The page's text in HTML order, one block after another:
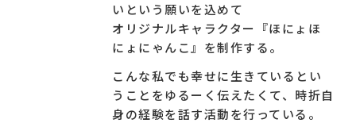
◆講座開催日：2022年3月26日
※登壇者の肩書は開催当時のものです。
いという願いを込めて
オリジナルキャラクター『ほにょほ
にょにゃんこ』を制作する。
こんな私でも幸せに生きているとい
うことをゆるーく伝えたくて、時折自
身の経験を話す活動を行っている。